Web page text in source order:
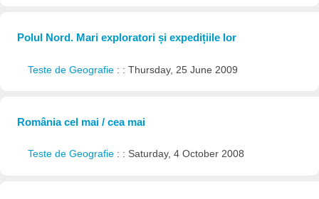
Polul Nord. Mari exploratori și expedițiile lor
Teste de Geografie : : Thursday, 25 June 2009
România cel mai / cea mai
Teste de Geografie : : Saturday, 4 October 2008